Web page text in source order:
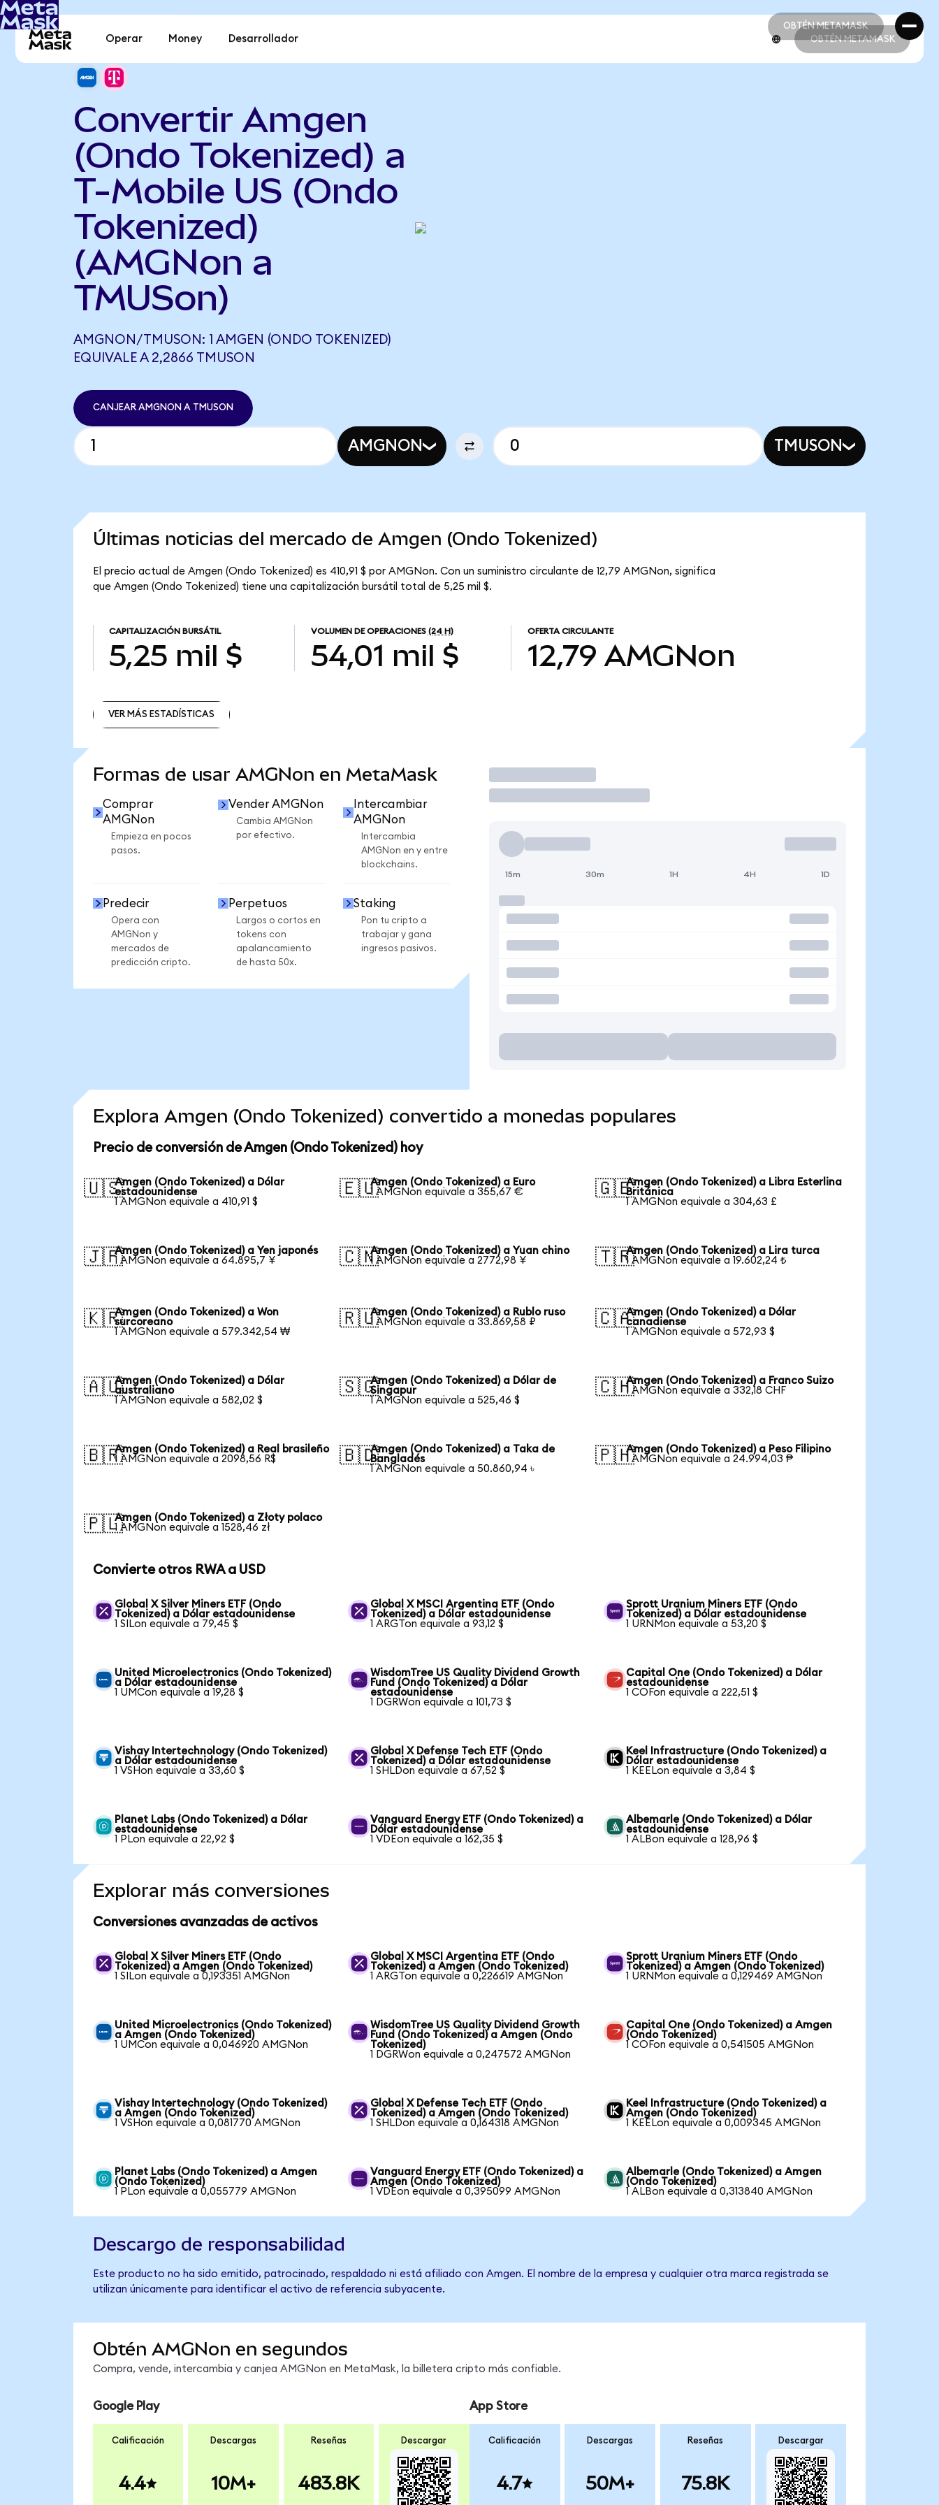
OBTÉN METAMASK
OBTÉN METAMASK
Operar Money Desarrollador OBTÉN METAMASK
Convertir Amgen
(Ondo Tokenized) a
T-Mobile US (Ondo
Tokenized)
(AMGNon a
TMUSon)
AMGNON/TMUSON: 1 AMGEN (ONDO TOKENIZED)
EQUIVALE A 2,2866 TMUSON
CANJEAR AMGNON A TMUSON
AMGNON TMUSON
Últimas noticias del mercado de Amgen (Ondo Tokenized)
El precio actual de Amgen (Ondo Tokenized) es 410,91 $ por AMGNon. Con un suministro circulante de 12,79 AMGNon, significa
que Amgen (Ondo Tokenized) tiene una capitalización bursátil total de 5,25 mil $.
CAPITALIZACIÓN BURSÁTIL
5,25 mil $
VOLUMEN DE OPERACIONES (24 H)
54,01 mil $
OFERTA CIRCULANTE
12,79 AMGNon
VER MÁS ESTADÍSTICAS
Formas de usar AMGNon en MetaMask
Comprar
AMGNon
Empieza en pocos
pasos.
Vender AMGNon
Cambia AMGNon
por efectivo.
Intercambiar
AMGNon
Intercambia
AMGNon en y entre
blockchains.
Predecir
Opera con
AMGNon y
mercados de
predicción cripto.
Perpetuos
Largos o cortos en
tokens con
apalancamiento
de hasta 50x.
Staking
Pon tu cripto a
trabajar y gana
ingresos pasivos.
Operar
15m 30m 1H 4H 1D
Explora Amgen (Ondo Tokenized) convertido a monedas populares
Precio de conversión de Amgen (Ondo Tokenized) hoy
🇺🇸Amgen (Ondo Tokenized) a Dólar
estadounidense
1 AMGNon equivale a 410,91 $
🇪🇺Amgen (Ondo Tokenized) a Euro
1 AMGNon equivale a 355,67 €
🇬🇧Amgen (Ondo Tokenized) a Libra Esterlina
Británica
1 AMGNon equivale a 304,63 £
🇯🇵Amgen (Ondo Tokenized) a Yen japonés
1 AMGNon equivale a 64.895,7 ¥
🇨🇳Amgen (Ondo Tokenized) a Yuan chino
1 AMGNon equivale a 2772,98 ¥
🇹🇷Amgen (Ondo Tokenized) a Lira turca
1 AMGNon equivale a 19.602,24 ₺
🇰🇷Amgen (Ondo Tokenized) a Won
surcoreano
1 AMGNon equivale a 579.342,54 ₩
🇷🇺Amgen (Ondo Tokenized) a Rublo ruso
1 AMGNon equivale a 33.869,58 ₽
🇨🇦Amgen (Ondo Tokenized) a Dólar
canadiense
1 AMGNon equivale a 572,93 $
🇦🇺Amgen (Ondo Tokenized) a Dólar
australiano
1 AMGNon equivale a 582,02 $
🇸🇬Amgen (Ondo Tokenized) a Dólar de
Singapur
1 AMGNon equivale a 525,46 $
🇨🇭Amgen (Ondo Tokenized) a Franco Suizo
1 AMGNon equivale a 332,18 CHF
🇧🇷Amgen (Ondo Tokenized) a Real brasileño
1 AMGNon equivale a 2098,56 R$
🇧🇩Amgen (Ondo Tokenized) a Taka de
Bangladés
1 AMGNon equivale a 50.860,94 ৳
🇵🇭Amgen (Ondo Tokenized) a Peso Filipino
1 AMGNon equivale a 24.994,03 ₱
🇵🇱Amgen (Ondo Tokenized) a Złoty polaco
1 AMGNon equivale a 1528,46 zł
Convierte otros RWA a USD
Global X Silver Miners ETF (Ondo
Tokenized) a Dólar estadounidense
1 SILon equivale a 79,45 $
Global X MSCI Argentina ETF (Ondo
Tokenized) a Dólar estadounidense
1 ARGTon equivale a 93,12 $
Sprott Uranium Miners ETF (Ondo
Tokenized) a Dólar estadounidense
1 URNMon equivale a 53,20 $
United Microelectronics (Ondo Tokenized)
a Dólar estadounidense
1 UMCon equivale a 19,28 $
WisdomTree US Quality Dividend Growth
Fund (Ondo Tokenized) a Dólar
estadounidense
1 DGRWon equivale a 101,73 $
Capital One (Ondo Tokenized) a Dólar
estadounidense
1 COFon equivale a 222,51 $
Vishay Intertechnology (Ondo Tokenized)
a Dólar estadounidense
1 VSHon equivale a 33,60 $
Global X Defense Tech ETF (Ondo
Tokenized) a Dólar estadounidense
1 SHLDon equivale a 67,52 $
Keel Infrastructure (Ondo Tokenized) a
Dólar estadounidense
1 KEELon equivale a 3,84 $
Planet Labs (Ondo Tokenized) a Dólar
estadounidense
1 PLon equivale a 22,92 $
Vanguard Energy ETF (Ondo Tokenized) a
Dólar estadounidense
1 VDEon equivale a 162,35 $
Albemarle (Ondo Tokenized) a Dólar
estadounidense
1 ALBon equivale a 128,96 $
Explorar más conversiones
Conversiones avanzadas de activos
Global X Silver Miners ETF (Ondo
Tokenized) a Amgen (Ondo Tokenized)
1 SILon equivale a 0,193351 AMGNon
Global X MSCI Argentina ETF (Ondo
Tokenized) a Amgen (Ondo Tokenized)
1 ARGTon equivale a 0,226619 AMGNon
Sprott Uranium Miners ETF (Ondo
Tokenized) a Amgen (Ondo Tokenized)
1 URNMon equivale a 0,129469 AMGNon
United Microelectronics (Ondo Tokenized)
a Amgen (Ondo Tokenized)
1 UMCon equivale a 0,046920 AMGNon
WisdomTree US Quality Dividend Growth
Fund (Ondo Tokenized) a Amgen (Ondo
Tokenized)
1 DGRWon equivale a 0,247572 AMGNon
Capital One (Ondo Tokenized) a Amgen
(Ondo Tokenized)
1 COFon equivale a 0,541505 AMGNon
Vishay Intertechnology (Ondo Tokenized)
a Amgen (Ondo Tokenized)
1 VSHon equivale a 0,081770 AMGNon
Global X Defense Tech ETF (Ondo
Tokenized) a Amgen (Ondo Tokenized)
1 SHLDon equivale a 0,164318 AMGNon
Keel Infrastructure (Ondo Tokenized) a
Amgen (Ondo Tokenized)
1 KEELon equivale a 0,009345 AMGNon
Planet Labs (Ondo Tokenized) a Amgen
(Ondo Tokenized)
1 PLon equivale a 0,055779 AMGNon
Vanguard Energy ETF (Ondo Tokenized) a
Amgen (Ondo Tokenized)
1 VDEon equivale a 0,395099 AMGNon
Albemarle (Ondo Tokenized) a Amgen
(Ondo Tokenized)
1 ALBon equivale a 0,313840 AMGNon
Descargo de responsabilidad
Este producto no ha sido emitido, patrocinado, respaldado ni está afiliado con Amgen. El nombre de la empresa y cualquier otra marca registrada se
utilizan únicamente para identificar el activo de referencia subyacente.
Obtén AMGNon en segundos
Compra, vende, intercambia y canjea AMGNon en MetaMask, la billetera cripto más confiable.
Google Play
Calificación
4.4
Descargas
10M+
Reseñas
483.8K
Descargar
App Store
Calificación
4.7
Descargas
50M+
Reseñas
75.8K
Descargar